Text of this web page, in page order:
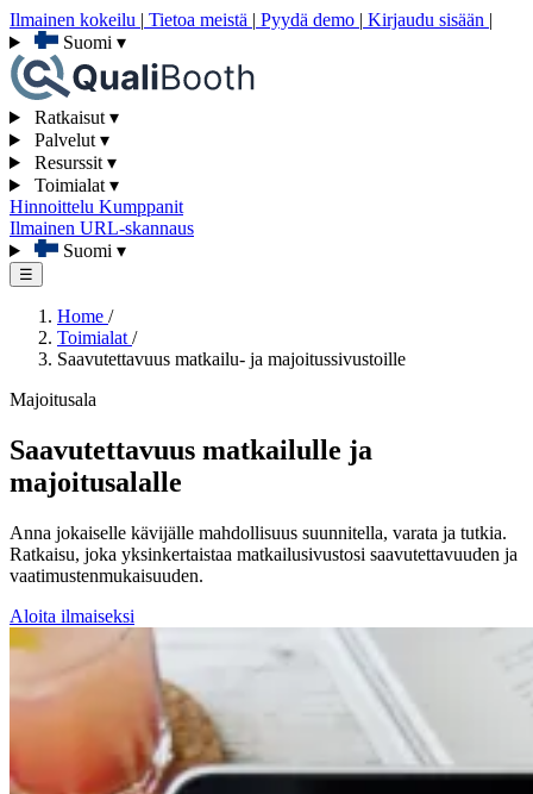
Ilmainen kokeilu | Tietoa meistä | Pyydä demo | Kirjaudu sisään |
Suomi ▾
Ratkaisut ▾
Palvelut ▾
Resurssit ▾
Toimialat ▾
Hinnoittelu Kumppanit
Ilmainen URL-skannaus
Suomi ▾
☰
Home /
Toimialat /
Saavutettavuus matkailu- ja majoitussivustoille
Majoitusala
Saavutettavuus matkailulle ja
majoitusalalle
Anna jokaiselle kävijälle mahdollisuus suunnitella, varata ja tutkia.
Ratkaisu, joka yksinkertaistaa matkailusivustosi saavutettavuuden ja
vaatimustenmukaisuuden.
Aloita ilmaiseksi